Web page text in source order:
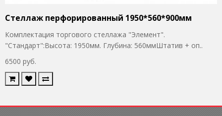
Стеллаж перфорированный 1950*560*900мм
Комплектация торгового стеллажа "Элемент".
"Стандарт":Высота: 1950мм. Глубина: 560ммШтатив + оп..
6500 руб.